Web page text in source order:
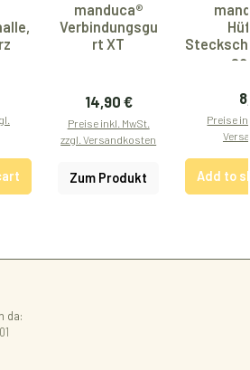
manduca®
Verbindungsgu
rt XT
Regular price:
14,90 €
Preise inkl. MwSt.
zzgl. Versandkosten
Zum Produkt
Preise
Add to
da: